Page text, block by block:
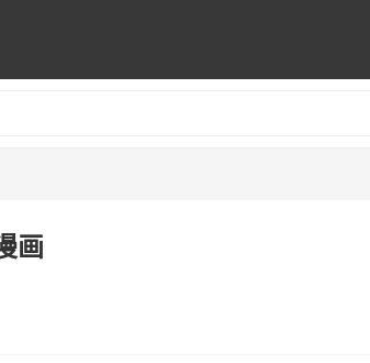
画